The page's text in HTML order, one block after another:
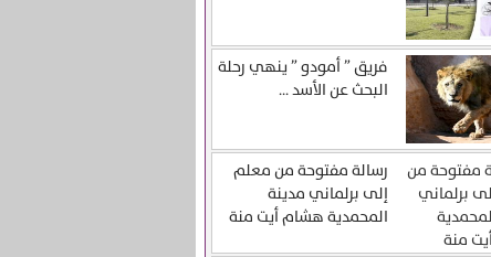
فريق ” أمودو ” ينهي رحلة
البحث عن الأسد ...
رسالة مفتوحة من معلم
إلى برلماني مدينة
المحمدية هشام أيت منة